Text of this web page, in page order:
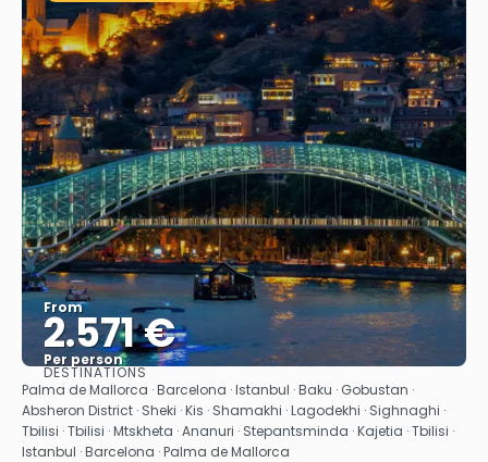
From
2.571 €
Per person
See
DESTINATIONS
Palma de Mallorca · Barcelona · Istanbul · Baku · Gobustan ·
Absheron District · Sheki · Kis · Shamakhi · Lagodekhi · Sighnaghi ·
Tbilisi · Tbilisi · Mtskheta · Ananuri · Stepantsminda · Kajetia · Tbilisi ·
Istanbul · Barcelona · Palma de Mallorca